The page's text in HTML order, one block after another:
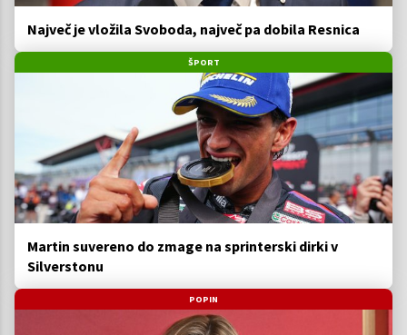
Največ je vložila Svoboda, največ pa dobila Resnica
ŠPORT
Martin suvereno do zmage na sprinterski dirki v
Silverstonu
POPIN